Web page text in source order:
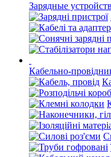
Зарядные
Кабельно-